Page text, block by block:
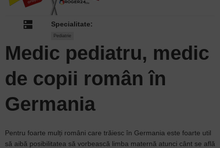
dns Specialitate:
Pediatrie
Medic pediatru, medic
de copii român în
Germania
Pentru foarte mulți români care trăiesc în Germania este foarte util
să aibă posibilitatea să vorbească limba maternă atunci cânt se află